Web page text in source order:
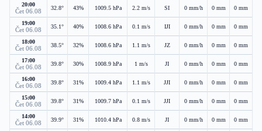
20:00
Čet 06.08 32.8° 43% 1009.5 hPa 2.2 m/s SI 0 mm/h 0 mm 0 mm
19:00
Čet 06.08 35.1° 40% 1008.6 hPa 0.1 m/s IJI 0 mm/h 0 mm 0 mm
18:00
Čet 06.08 38.5° 32% 1008.6 hPa 1.1 m/s JZ 0 mm/h 0 mm 0 mm
17:00
Čet 06.08 39.8° 30% 1008.9 hPa 1 m/s JI 0 mm/h 0 mm 0 mm
16:00
Čet 06.08 39.8° 31% 1009.4 hPa 1.1 m/s JJI 0 mm/h 0 mm 0 mm
15:00
Čet 06.08 39.8° 31% 1009.7 hPa 0.1 m/s JJI 0 mm/h 0 mm 0 mm
14:00
Čet 06.08 39.9° 31% 1010.4 hPa 0.8 m/s JI 0 mm/h 0 mm 0 mm